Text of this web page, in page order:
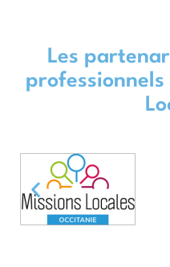
Les
professionnels